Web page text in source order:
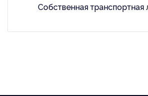
Собственная транспортная